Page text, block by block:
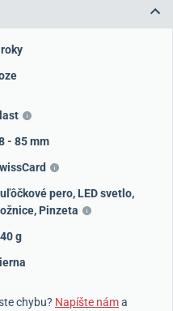
- 85 mm
pero, LED svetlo,
, Pinzeta
g
chybu? Napíšte náma